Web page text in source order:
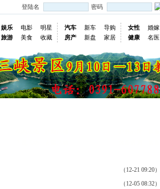
登陆名 密码
娱乐 电影
明星
旅游
美食 收藏
汽车 新车
导购
房产
新盘 家居
女性 婚嫁
健康
名医
（12-21 09:20）
（12-05 08:32）